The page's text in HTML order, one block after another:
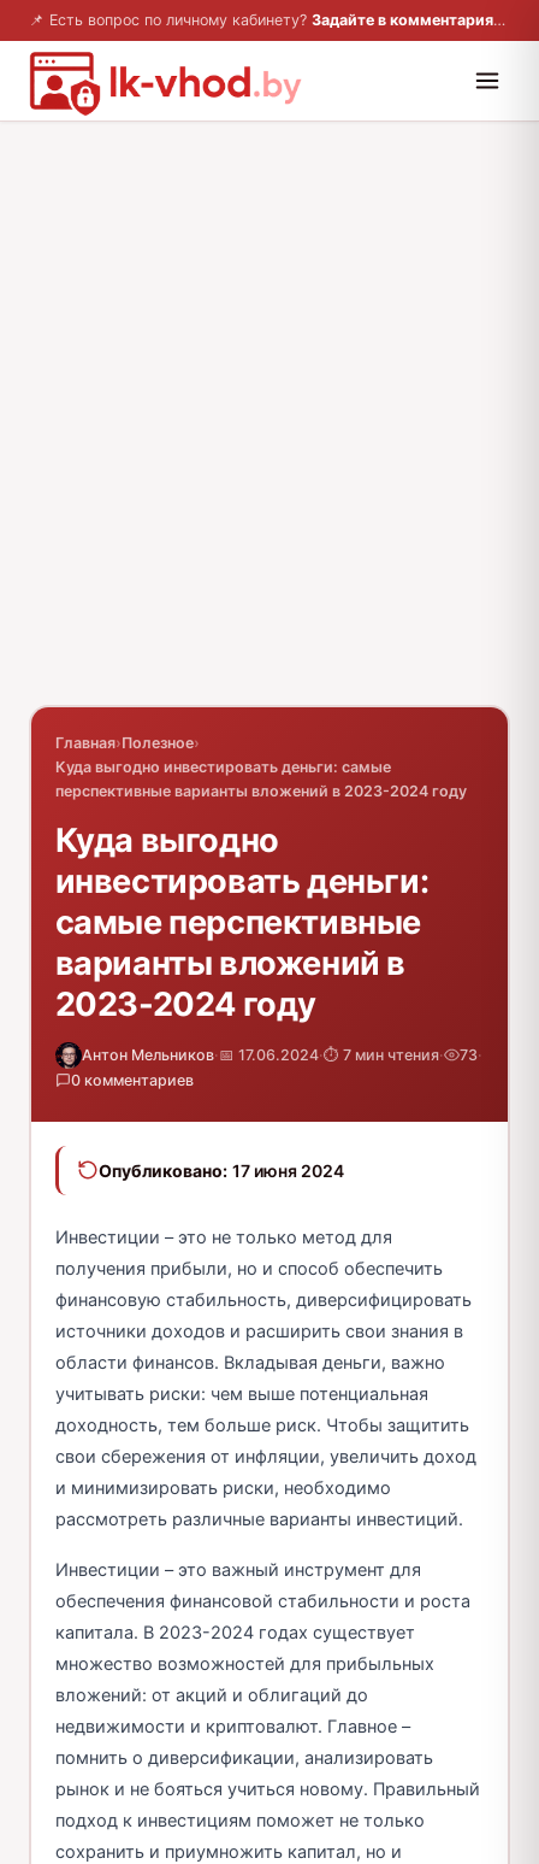
📌 Есть вопрос по личному кабинету? Задайте в комментариях — ответим!
Главная›Полезное›
Куда выгодно инвестировать деньги: самые
перспективные варианты вложений в 2023-2024 году
Куда выгодно
инвестировать деньги:
самые перспективные
варианты вложений в
2023-2024 году
Антон Мельников·📅 17.06.2024·⏱️ 7 мин чтения· 73·
0 комментариев
Опубликовано: 17 июня 2024
Инвестиции – это не только метод для
получения прибыли, но и способ обеспечить
финансовую стабильность, диверсифицировать
источники доходов и расширить свои знания в
области финансов. Вкладывая деньги, важно
учитывать риски: чем выше потенциальная
доходность, тем больше риск. Чтобы защитить
свои сбережения от инфляции, увеличить доход
и минимизировать риски, необходимо
рассмотреть различные варианты инвестиций.
Инвестиции – это важный инструмент для
обеспечения финансовой стабильности и роста
капитала. В 2023-2024 годах существует
множество возможностей для прибыльных
вложений: от акций и облигаций до
недвижимости и криптовалют. Главное –
помнить о диверсификации, анализировать
рынок и не бояться учиться новому. Правильный
подход к инвестициям поможет не только
сохранить и приумножить капитал, но и